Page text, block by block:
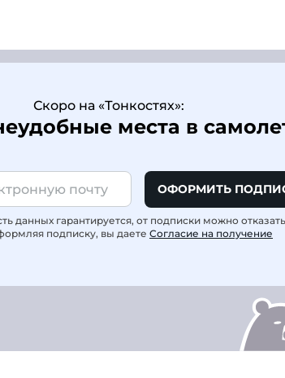
Скоро на «Тонкостях»:
места в
ОФОРМИТЬ
данных гарантируется, от подписки можно
подписку, вы даете Согласие на получение